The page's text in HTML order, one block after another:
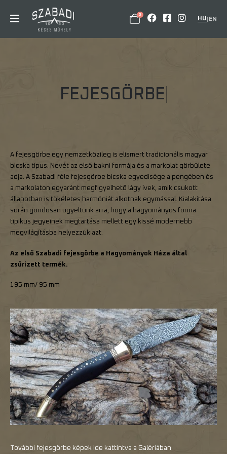
0
HU EN
F EJ ESGÖ R B E
A fejesgörbe egy nemzetközileg is elismert tradicionális magyar
bicska típus. Nevét az első bakni formája és a markolat görbülete
adja. A Szabadi féle fejesgörbe bicska egyedisége a pengében és
a markolaton egyaránt megfigyelhető lágy ívek, amik csukott
állapotban is tökéletes harmóniát alkotnak egymással. Kialakítása
során gondosan ügyeltünk arra, hogy a hagyományos forma
tipikus jegyeinek megtartása mellett egy kissé modernebb
megvilágításba helyezzük azt.
Az első Szabadi fejesgörbe a Hagyományok Háza által
zsűrizett termék.
195 mm/ 95 mm
További fejesgörbe képek ide kattintva a Galériában